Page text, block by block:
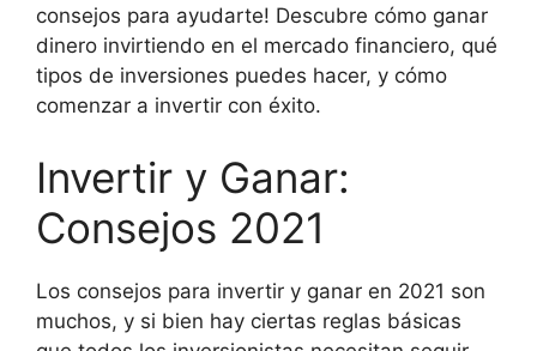
consejos para ayudarte! Descubre cómo ganar
dinero invirtiendo en el mercado financiero, qué
tipos de inversiones puedes hacer, y cómo
comenzar a invertir con éxito.
Invertir y Ganar:
Consejos 2021
Los consejos para invertir y ganar en 2021 son
muchos, y si bien hay ciertas reglas básicas